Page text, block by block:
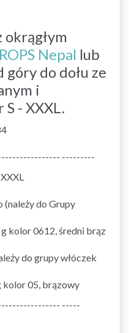
okrągłym
Nepal lub
góry do dołu ze
i
- XXXL.
---------
(należy do Grupy
kolor 0612, średni brąz
do grupy włóczek
05, brązowy
-----